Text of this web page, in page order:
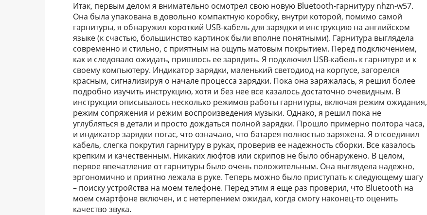
Итак, первым делом я внимательно осмотрел свою новую Bluetooth-гарнитуру nhzn-w57.
Она была упакована в довольно компактную коробку, внутри которой, помимо самой
гарнитуры, я обнаружил короткий USB-кабель для зарядки и инструкцию на английском
языке (к счастью, большинство картинок были вполне понятными). Гарнитура выглядела
современно и стильно, с приятным на ощупь матовым покрытием. Перед подключением,
как и следовало ожидать, пришлось ее зарядить. Я подключил USB-кабель к гарнитуре и к
своему компьютеру. Индикатор зарядки, маленький светодиод на корпусе, загорелся
красным, сигнализируя о начале процесса зарядки. Пока она заряжалась, я решил более
подробно изучить инструкцию, хотя и без нее все казалось достаточно очевидным. В
инструкции описывалось несколько режимов работы гарнитуры, включая режим ожидания,
режим сопряжения и режим воспроизведения музыки. Однако, я решил пока не
углубляться в детали и просто дождаться полной зарядки. Прошло примерно полтора часа,
и индикатор зарядки погас, что означало, что батарея полностью заряжена. Я отсоединил
кабель, слегка покрутил гарнитуру в руках, проверив ее надежность сборки. Все казалось
крепким и качественным. Никаких люфтов или скрипов не было обнаружено. В целом,
первое впечатление от гарнитуры было очень положительным. Она выглядела надежно,
эргономично и приятно лежала в руке. Теперь можно было приступать к следующему шагу
– поиску устройства на моем телефоне. Перед этим я еще раз проверил, что Bluetooth на
моем смартфоне включен, и с нетерпением ожидал, когда смогу наконец-то оценить
качество звука.